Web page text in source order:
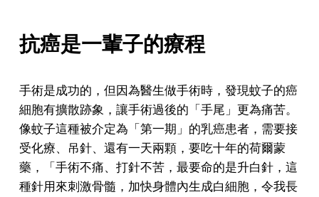
抗癌是一輩子的療程
手術是成功的，但因為醫生做手術時，發現蚊子的癌
細胞有擴散跡象，讓手術過後的「手尾」更為痛苦。
像蚊子這種被介定為「第一期」的乳癌患者，需要接
受化療、吊針、還有一天兩顆，要吃十年的荷爾蒙
藥，「手術不痛、打針不苦，最要命的是升白針，這
種針用來刺激骨髓，加快身體內生成白細胞，令我長